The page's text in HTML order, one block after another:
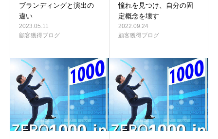
ブランディングと演出の
違い
2023.05.11
顧客獲得ブログ
憧れを見つけ、自分の固
定概念を壊す
2022.09.24
顧客獲得ブログ